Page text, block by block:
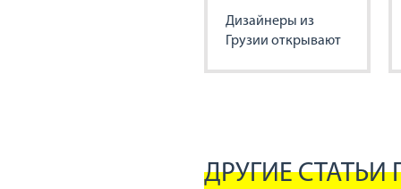
Дизайнеры из
Грузии открывают
ДРУГИЕ СТАТЬИ